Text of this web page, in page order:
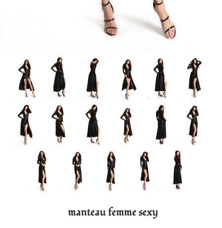
manteau femme sexy